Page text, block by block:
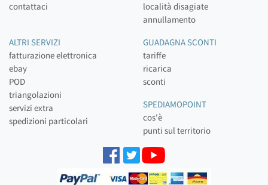
contattaci
località disagiate
annullamento
ALTRI SERVIZI
fatturazione elettronica
ebay
POD
triangolazioni
servizi extra
spedizioni particolari
GUADAGNA SCONTI
tariffe
ricarica
sconti
SPEDIAMOPOINT
cos'è
punti sul territorio